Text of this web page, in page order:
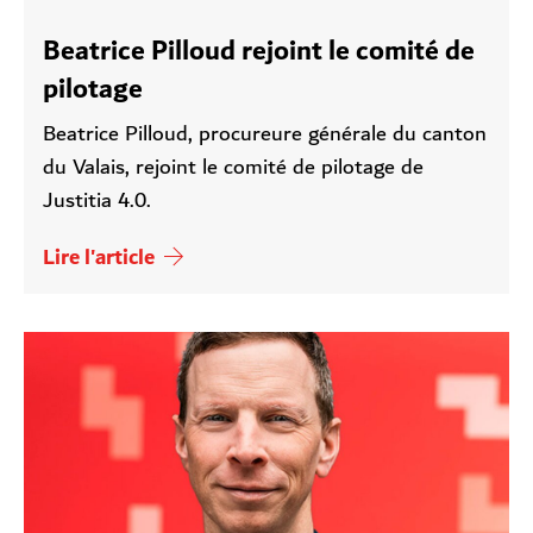
Beatrice Pilloud rejoint le comité de
pilotage
Beatrice Pilloud, procureure générale du canton
du Valais, rejoint le comité de pilotage de
Justitia 4.0.
Lire l'article